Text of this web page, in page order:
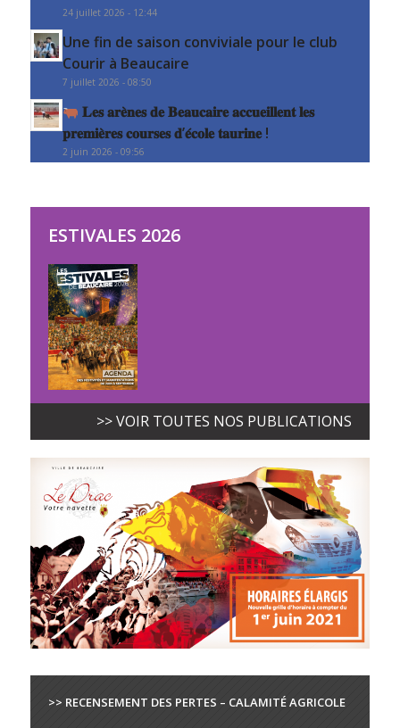
24 juillet 2026 - 12:44
Une fin de saison conviviale pour le club
Courir à Beaucaire
7 juillet 2026 - 08:50
𝐋𝐞𝐬 𝐚𝐫𝐞̀𝐧𝐞𝐬 𝐝𝐞 𝐁𝐞𝐚𝐮𝐜𝐚𝐢𝐫𝐞 𝐚𝐜𝐜𝐮𝐞𝐢𝐥𝐥𝐞𝐧𝐭 𝐥𝐞𝐬
𝐩𝐫𝐞𝐦𝐢𝐞̀𝐫𝐞𝐬 𝐜𝐨𝐮𝐫𝐬𝐞𝐬 𝐝’𝐞́𝐜𝐨𝐥𝐞 𝐭𝐚𝐮𝐫𝐢𝐧𝐞 !
2 juin 2026 - 09:56
ESTIVALES 2026
>> VOIR TOUTES NOS PUBLICATIONS
>> RECENSEMENT DES PERTES – CALAMITÉ AGRICOLE